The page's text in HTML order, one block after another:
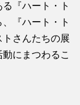
『ハート・ト
『ハート・ト
さんたちの展
にまつわるこ